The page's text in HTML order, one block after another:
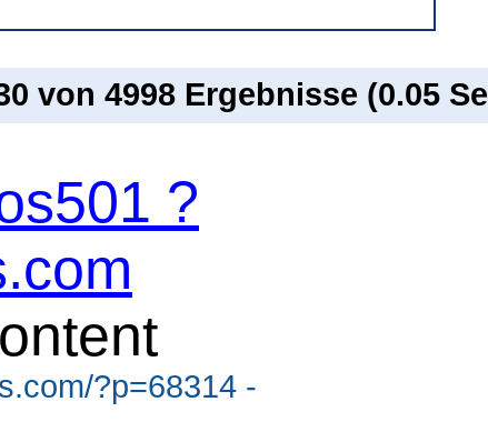
von 4998 Ergebnisse (0.05
?
?p=68314 -